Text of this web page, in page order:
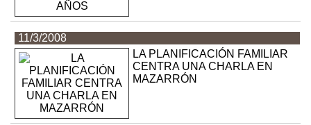
11/3/2008
LA PLANIFICACIÓN FAMILIAR
CENTRA UNA CHARLA EN
MAZARRÓN